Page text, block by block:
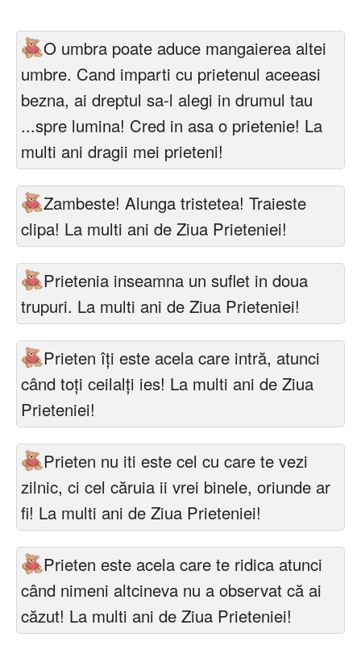
O umbra poate aduce mangaierea altei
umbre. Cand imparti cu prietenul aceeasi
bezna, ai dreptul sa-l alegi in drumul tau
...spre lumina! Cred in asa o prietenie! La
multi ani dragii mei prieteni!
Zambeste! Alunga tristetea! Traieste
clipa! La multi ani de Ziua Prieteniei!
Prietenia inseamna un suflet in doua
trupuri. La multi ani de Ziua Prieteniei!
Prieten îţi este acela care intră, atunci
când toţi ceilalţi ies! La multi ani de Ziua
Prieteniei!
Prieten nu iti este cel cu care te vezi
zilnic, ci cel căruia ii vrei binele, oriunde ar
fi! La multi ani de Ziua Prieteniei!
Prieten este acela care te ridica atunci
când nimeni altcineva nu a observat că ai
căzut! La multi ani de Ziua Prieteniei!